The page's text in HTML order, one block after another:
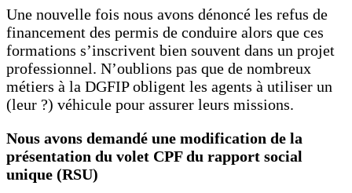
Une nouvelle fois nous avons dénoncé les refus de
financement des permis de conduire alors que ces
formations s’inscrivent bien souvent dans un projet
professionnel. N’oublions pas que de nombreux
métiers à la DGFIP obligent les agents à utiliser un
(leur ?) véhicule pour assurer leurs missions.
Nous avons demandé une modification de la
présentation du volet CPF du rapport social
unique (RSU)